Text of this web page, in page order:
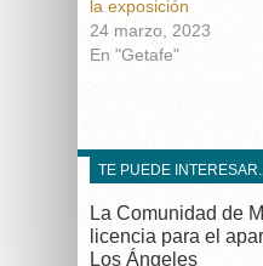
la exposición
24 marzo, 2023
En "Getafe"
TE PUEDE INTERESAR...
La Comunidad de
licencia para el
Los Ángeles